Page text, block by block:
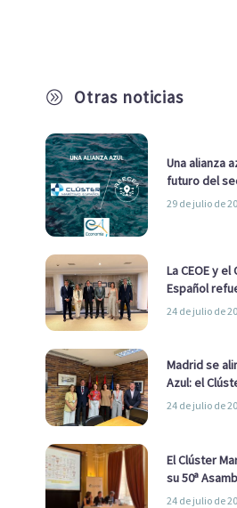
A Otras noticias
Una alianza
futuro del
29 de julio de
La CEOE y
Español
impulsar una
24 de julio de
Madrid se
Azul: el
la Real Liga
24 de julio de
El Clúster
su 50ª
liderazgo en
24 de julio de